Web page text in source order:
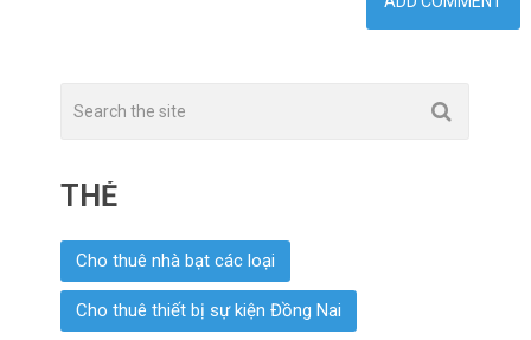
THẺ
Cho thuê nhà bạt các loại
Cho thuê thiết bị sự kiện Đồng Nai